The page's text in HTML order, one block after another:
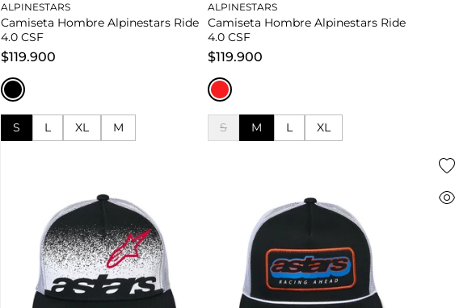
ALPINESTARS
Camiseta Hombre Alpinestars Ride
4.0 CSF
$119.900
S
L
XL
M
ALPINESTARS
Camiseta Hombre Alpinestars Ride
4.0 CSF
$119.900
S
M
L
XL